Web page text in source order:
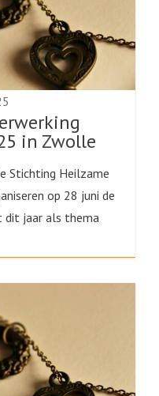
in Zwolle
Stichting Heilzame
op 28 juni de
dit jaar als thema